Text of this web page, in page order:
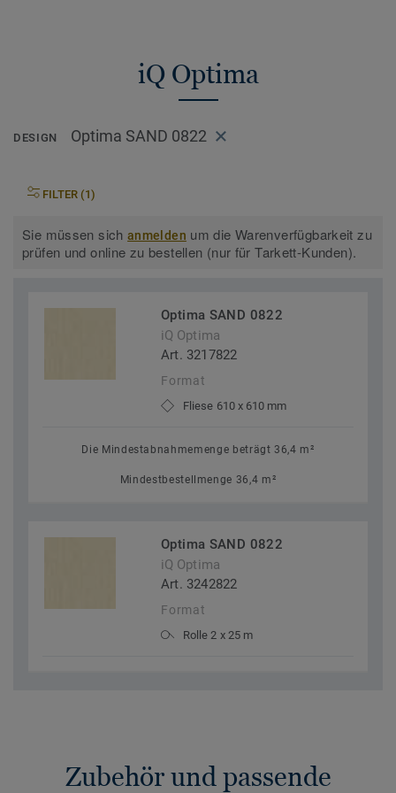
iQ Optima
DESIGN Optima SAND 0822
FILTER (1)
Sie müssen sichanmelden um die Warenverfügbarkeit zu
prüfen und online zu bestellen (nur für Tarkett-Kunden).
Optima SAND 0822
iQ Optima
Art. 3217822
Format
Fliese 610 x 610 mm
Die Mindestabnahmemenge beträgt 36,4 m²
Mindestbestellmenge 36,4 m²
Optima SAND 0822
iQ Optima
Art. 3242822
Format
Rolle 2 x 25 m
Zubehör und passende